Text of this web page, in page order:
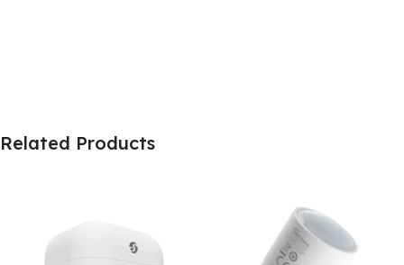
Related Products